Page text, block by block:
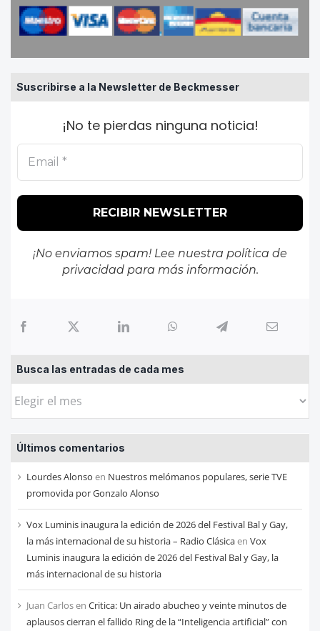
Suscribirse a la Newsletter de Beckmesser
¡No te pierdas ninguna noticia!
¡No enviamos spam! Lee nuestra política de
privacidadpara más información.
Busca las entradas de cada mes
Busca
entradas
de
cada
mes
Últimos comentarios
Lourdes Alonso en Nuestros melómanos populares, serie TVE
promovida por Gonzalo Alonso
Vox Luminis inaugura la edición de 2026 del Festival Bal y Gay,
la más internacional de su historia – Radio Clásicaen Vox
Luminis inaugura la edición de 2026 del Festival Bal y Gay, la
más internacional de su historia
Juan Carlosen Critica: Un airado abucheo y veinte minutos de
aplausos cierran el fallido Ring de la “Inteligencia artificial” con